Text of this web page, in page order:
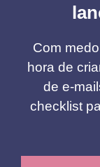
Com
hora de
de e-
checklist